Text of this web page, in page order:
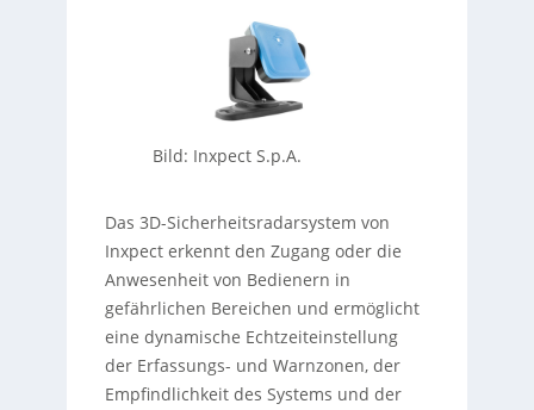
Bild: Inxpect S.p.A.
Das 3D-Sicherheitsradarsystem von
Inxpect erkennt den Zugang oder die
Anwesenheit von Bedienern in
gefährlichen Bereichen und ermöglicht
eine dynamische Echtzeiteinstellung
der Erfassungs- und Warnzonen, der
Empfindlichkeit des Systems und der